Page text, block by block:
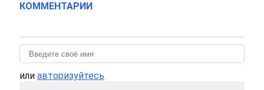
КОММЕНТАРИИ
или авторизуйтесь